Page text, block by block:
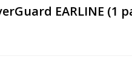
EARLINE (1